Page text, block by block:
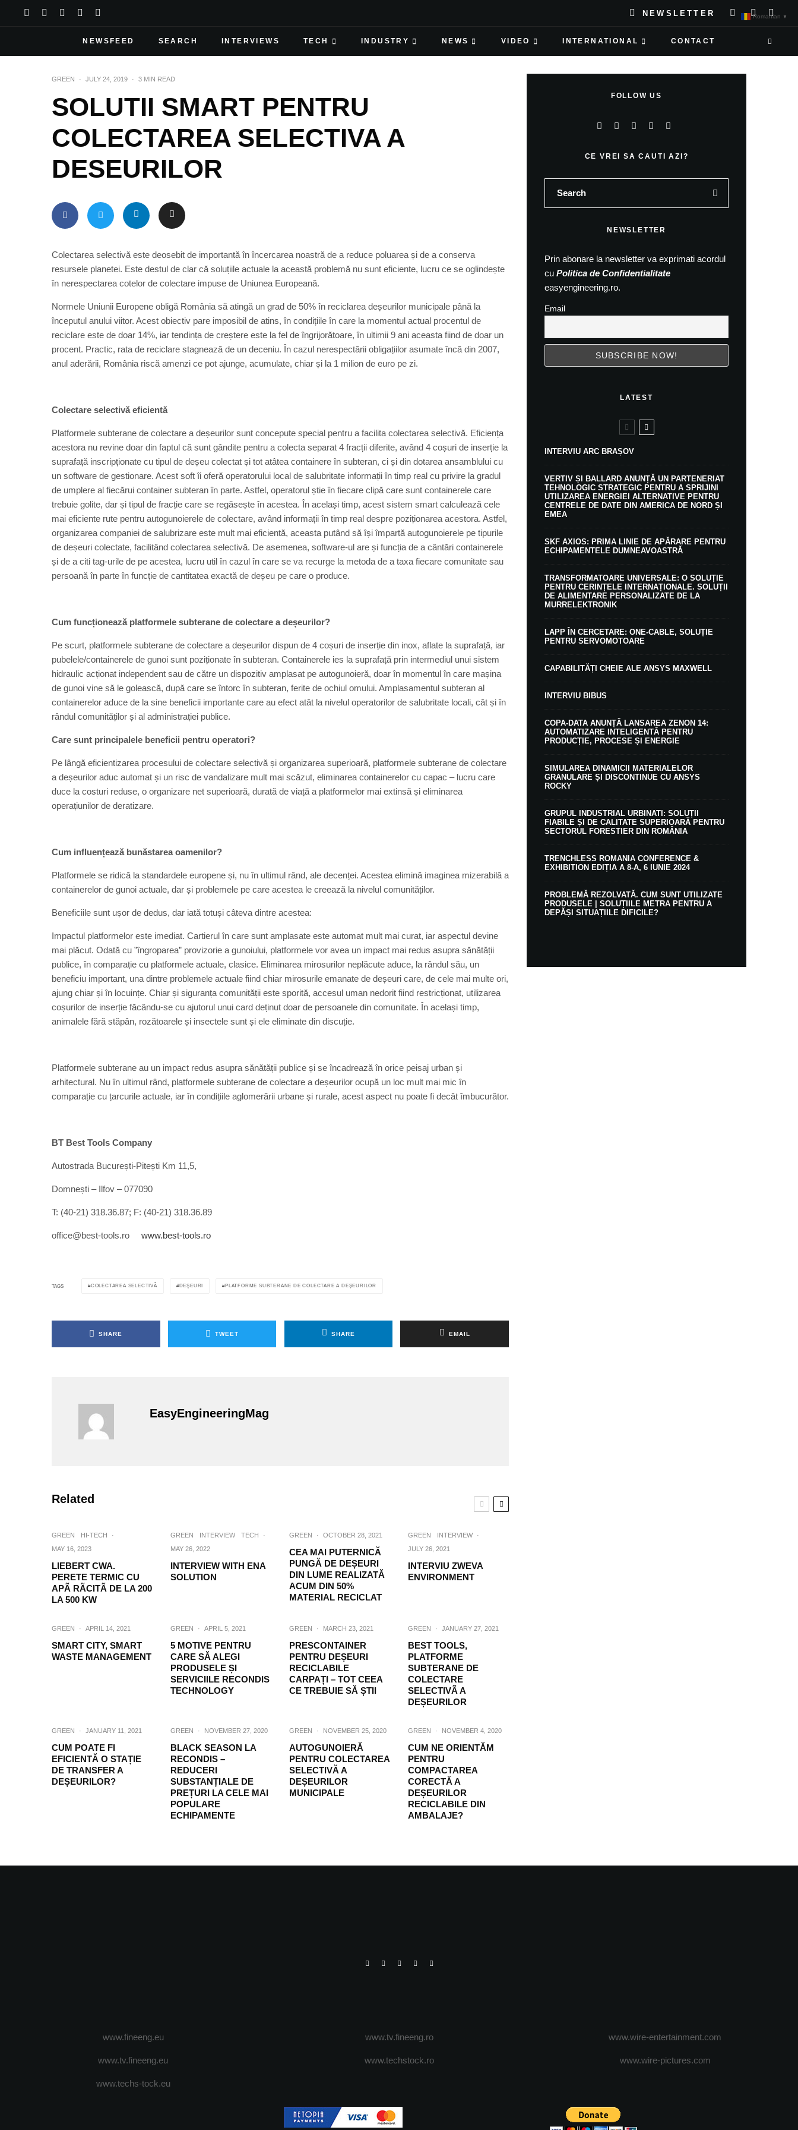
NEWSLETTER
NEWSFEED SEARCH INTERVIEWS TECH INDUSTRY NEWS VIDEO INTERNATIONAL CONTACT
GREEN · JULY 24, 2019 · 3 MIN READ
SOLUTII SMART PENTRU
COLECTAREA SELECTIVA A
DESEURILOR
Colectarea selectivă este deosebit de importantă în încercarea noastră de a reduce poluarea și de a conserva
resursele planetei. Este destul de clar că soluțiile actuale la această problemă nu sunt eficiente, lucru ce se oglindește
în nerespectarea cotelor de colectare impuse de Uniunea Europeană.
Normele Uniunii Europene obligă România să atingă un grad de 50% în reciclarea deșeurilor municipale până la
începutul anului viitor. Acest obiectiv pare imposibil de atins, în condițiile în care la momentul actual procentul de
reciclare este de doar 14%, iar tendința de creștere este la fel de îngrijorătoare, în ultimii 9 ani aceasta fiind de doar un
procent. Practic, rata de reciclare stagnează de un deceniu. În cazul nerespectării obligațiilor asumate încă din 2007,
anul aderării, România riscă amenzi ce pot ajunge, acumulate, chiar și la 1 milion de euro pe zi.
Colectare selectivă eficientă
Platformele subterane de colectare a deșeurilor sunt concepute special pentru a facilita colectarea selectivă. Eficiența
acestora nu revine doar din faptul că sunt gândite pentru a colecta separat 4 fracții diferite, având 4 coșuri de inserție la
suprafață inscripționate cu tipul de deșeu colectat și tot atâtea containere în subteran, ci și din dotarea ansamblului cu
un software de gestionare. Acest soft îi oferă operatorului local de salubritate informații în timp real cu privire la gradul
de umplere al fiecărui container subteran în parte. Astfel, operatorul știe în fiecare clipă care sunt containerele care
trebuie golite, dar și tipul de fracție care se regăsește în acestea. În același timp, acest sistem smart calculează cele
mai eficiente rute pentru autogunoierele de colectare, având informații în timp real despre poziționarea acestora. Astfel,
organizarea companiei de salubrizare este mult mai eficientă, aceasta putând să își împartă autogunoierele pe tipurile
de deșeuri colectate, facilitând colectarea selectivă. De asemenea, software-ul are și funcția de a cântări containerele
și de a citi tag-urile de pe acestea, lucru util în cazul în care se va recurge la metoda de a taxa fiecare comunitate sau
persoană în parte în funcție de cantitatea exactă de deșeu pe care o produce.
Cum funcționează platformele subterane de colectare a deșeurilor?
Pe scurt, platformele subterane de colectare a deșeurilor dispun de 4 coșuri de inserție din inox, aflate la suprafață, iar
pubelele/containerele de gunoi sunt poziționate în subteran. Containerele ies la suprafață prin intermediul unui sistem
hidraulic acționat independent sau de către un dispozitiv amplasat pe autogunoieră, doar în momentul în care mașina
de gunoi vine să le golească, după care se întorc în subteran, ferite de ochiul omului. Amplasamentul subteran al
containerelor aduce de la sine beneficii importante care au efect atât la nivelul operatorilor de salubritate locali, cât și în
rândul comunităților și al administrației publice.
Care sunt principalele beneficii pentru operatori?
Pe lângă eficientizarea procesului de colectare selectivă și organizarea superioară, platformele subterane de colectare
a deșeurilor aduc automat și un risc de vandalizare mult mai scăzut, eliminarea containerelor cu capac – lucru care
duce la costuri reduse, o organizare net superioară, durată de viață a platformelor mai extinsă și eliminarea
operațiunilor de deratizare.
Cum influențează bunăstarea oamenilor?
Platformele se ridică la standardele europene și, nu în ultimul rând, ale decenței. Acestea elimină imaginea mizerabilă a
containerelor de gunoi actuale, dar și problemele pe care acestea le creează la nivelul comunităților.
Beneficiile sunt ușor de dedus, dar iată totuși câteva dintre acestea:
Impactul platformelor este imediat. Cartierul în care sunt amplasate este automat mult mai curat, iar aspectul devine
mai plăcut. Odată cu ”îngroparea” provizorie a gunoiului, platformele vor avea un impact mai redus asupra sănătății
publice, în comparație cu platformele actuale, clasice. Eliminarea mirosurilor neplăcute aduce, la rândul său, un
beneficiu important, una dintre problemele actuale fiind chiar mirosurile emanate de deșeuri care, de cele mai multe ori,
ajung chiar și în locuințe. Chiar și siguranța comunității este sporită, accesul uman nedorit fiind restricționat, utilizarea
coșurilor de inserție făcându-se cu ajutorul unui card deținut doar de persoanele din comunitate. În același timp,
animalele fără stăpân, rozătoarele și insectele sunt și ele eliminate din discuție.
Platformele subterane au un impact redus asupra sănătății publice și se încadrează în orice peisaj urban și
arhitectural. Nu în ultimul rând, platformele subterane de colectare a deșeurilor ocupă un loc mult mai mic în
comparație cu țarcurile actuale, iar în condițiile aglomerării urbane și rurale, acest aspect nu poate fi decât îmbucurător.
BT Best Tools Company
Autostrada București-Pitești Km 11,5,
Domnești – Ilfov – 077090
T: (40-21) 318.36.87; F: (40-21) 318.36.89
office@best-tools.ro www.best-tools.ro
TAGS COLECTAREA SELECTIVĂ DEŞEURI PLATFORME SUBTERANE DE COLECTARE A DEȘEURILOR
SHARE TWEET SHARE EMAIL
EasyEngineeringMag
Related
GREEN HI-TECH
·
MAY 16, 2023
LIEBERT CWA.
PERETE TERMIC CU
APÃ RÃCITÃ DE LA 200
LA 500 KW
GREEN INTERVIEW TECH
·
MAY 26, 2022
INTERVIEW WITH ENA
SOLUTION
GREEN · OCTOBER 28, 2021
CEA MAI PUTERNICĂ
PUNGĂ DE DEȘEURI
DIN LUME REALIZATĂ
ACUM DIN 50%
MATERIAL RECICLAT
GREEN INTERVIEW
·
JULY 26, 2021
INTERVIU ZWEVA
ENVIRONMENT
GREEN · APRIL 14, 2021
SMART CITY, SMART
WASTE MANAGEMENT
GREEN · APRIL 5, 2021
5 MOTIVE PENTRU
CARE SĂ ALEGI
PRODUSELE ȘI
SERVICIILE RECONDIS
TECHNOLOGY
GREEN · MARCH 23, 2021
PRESCONTAINER
PENTRU DEȘEURI
RECICLABILE
CARPAȚI – TOT CEEA
CE TREBUIE SĂ ȘTII
GREEN · JANUARY 27, 2021
BEST TOOLS,
PLATFORME
SUBTERANE DE
COLECTARE
SELECTIVÃ A
DEȘEURILOR
GREEN · JANUARY 11, 2021
CUM POATE FI
EFICIENTĂ O STAȚIE
DE TRANSFER A
DEȘEURILOR?
GREEN · NOVEMBER 27, 2020
BLACK SEASON LA
RECONDIS –
REDUCERI
SUBSTANȚIALE DE
PREȚURI LA CELE MAI
POPULARE
ECHIPAMENTE
GREEN · NOVEMBER 25, 2020
AUTOGUNOIERĂ
PENTRU COLECTAREA
SELECTIVĂ A
DEȘEURILOR
MUNICIPALE
GREEN · NOVEMBER 4, 2020
CUM NE ORIENTĂM
PENTRU
COMPACTAREA
CORECTĂ A
DEȘEURILOR
RECICLABILE DIN
AMBALAJE?
FOLLOW US
CE VREI SA CAUTI AZI?
NEWSLETTER
Prin abonare la newsletter va exprimati acordul
cu Politica de Confidentialitate
easyengineering.ro.
Email
LATEST
INTERVIU ARC BRAȘOV
VERTIV ȘI BALLARD ANUNȚĂ UN PARTENERIAT
TEHNOLOGIC STRATEGIC PENTRU A SPRIJINI
UTILIZAREA ENERGIEI ALTERNATIVE PENTRU
CENTRELE DE DATE DIN AMERICA DE NORD ȘI
EMEA
SKF AXIOS: PRIMA LINIE DE APĂRARE PENTRU
ECHIPAMENTELE DUMNEAVOASTRĂ
TRANSFORMATOARE UNIVERSALE: O SOLUȚIE
PENTRU CERINȚELE INTERNAȚIONALE. SOLUȚII
DE ALIMENTARE PERSONALIZATE DE LA
MURRELEKTRONIK
LAPP ÎN CERCETARE: ONE-CABLE, SOLUȚIE
PENTRU SERVOMOTOARE
CAPABILITĂȚI CHEIE ALE ANSYS MAXWELL
INTERVIU BIBUS
COPA-DATA ANUNȚĂ LANSAREA ZENON 14:
AUTOMATIZARE INTELIGENTĂ PENTRU
PRODUCȚIE, PROCESE ȘI ENERGIE
SIMULAREA DINAMICII MATERIALELOR
GRANULARE ȘI DISCONTINUE CU ANSYS
ROCKY
GRUPUL INDUSTRIAL URBINATI: SOLUȚII
FIABILE ȘI DE CALITATE SUPERIOARĂ PENTRU
SECTORUL FORESTIER DIN ROMÂNIA
TRENCHLESS ROMANIA CONFERENCE &
EXHIBITION EDIȚIA A 8-A, 6 IUNIE 2024
PROBLEMĂ REZOLVATĂ. CUM SUNT UTILIZATE
PRODUSELE | SOLUȚIILE METRA PENTRU A
DEPĂȘI SITUAȚIILE DIFICILE?
www.fineeng.eu
www.tv.fineeng.eu
www.techs-tock.eu
www.tv.fineeng.ro
www.techstock.ro
www.wire-entertainment.com
www.wire-pictures.com
Romanian ▼